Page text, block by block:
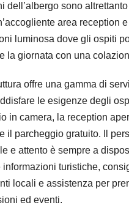
dell’albergo sono
area reception
luminosa dove gli ospiti
la giornata con una
offre una gamma di
le esigenze degli
in camera, la reception
il parcheggio gratuito. Il
e attento è sempre a
informazioni turistiche,
locali e assistenza per
ed eventi.